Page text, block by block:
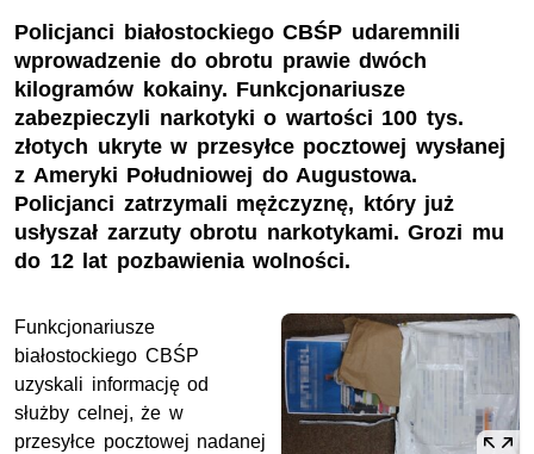
Policjanci białostockiego CBŚP udaremnili
wprowadzenie do obrotu prawie dwóch
kilogramów kokainy. Funkcjonariusze
zabezpieczyli narkotyki o wartości 100 tys.
złotych ukryte w przesyłce pocztowej wysłanej
z Ameryki Południowej do Augustowa.
Policjanci zatrzymali mężczyznę, który już
usłyszał zarzuty obrotu narkotykami. Grozi mu
do 12 lat pozbawienia wolności.
Funkcjonariusze
białostockiego CBŚP
uzyskali informację od
służby celnej, że w
przesyłce pocztowej nadanej